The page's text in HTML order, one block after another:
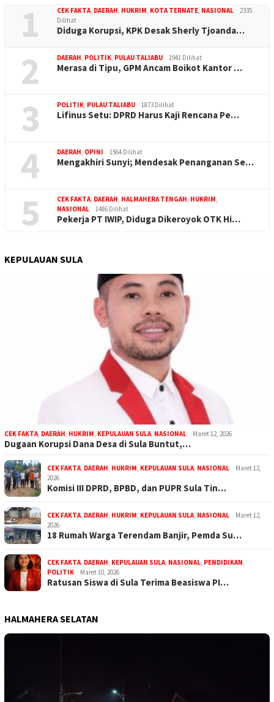
1 CEK FAKTA, DAERAH, HUKRIM, KOTA TERNATE, NASIONAL
2335
Dilihat
Diduga Korupsi, KPK Desak Sherly Tjoanda…
2 DAERAH, POLITIK, PULAU TALIABU 1941 Dilihat
Merasa di Tipu, GPM Ancam Boikot Kantor …
3 POLITIK, PULAU TALIABU 1873 Dilihat
Lifinus Setu: DPRD Harus Kaji Rencana Pe…
4 DAERAH, OPINI 1564 Dilihat
Mengakhiri Sunyi; Mendesak Penanganan Se…
5 CEK FAKTA, DAERAH, HALMAHERA TENGAH, HUKRIM,
NASIONAL
1486 Dilihat
Pekerja PT IWIP, Diduga Dikeroyok OTK Hi…
KEPULAUAN SULA
CEK FAKTA, DAERAH, HUKRIM, KEPULAUAN SULA, NASIONAL Maret 12, 2026
Dugaan Korupsi Dana Desa di Sula Buntut,…
CEK FAKTA, DAERAH, HUKRIM, KEPULAUAN SULA, NASIONAL
Maret 12,
2026
Komisi III DPRD, BPBD, dan PUPR Sula Tin…
CEK FAKTA, DAERAH, HUKRIM, KEPULAUAN SULA, NASIONAL
Maret 12,
2026
18 Rumah Warga Terendam Banjir, Pemda Su…
CEK FAKTA, DAERAH, KEPULAUAN SULA, NASIONAL, PENDIDIKAN,
POLITIK
Maret 10, 2026
Ratusan Siswa di Sula Terima Beasiswa PI…
HALMAHERA SELATAN